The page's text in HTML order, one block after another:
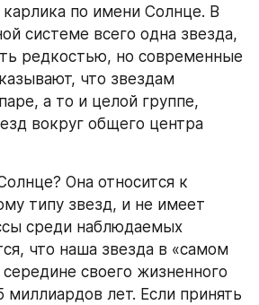
по имени Солнце. В
системе всего одна звезда,
редкостью, но современные
что звездам
а то и целой группе,
вокруг общего центра
Она относится к
типу звезд, и не имеет
среди наблюдаемых
что наша звезда в «самом
своего жизненного
миллиардов лет. Если принять